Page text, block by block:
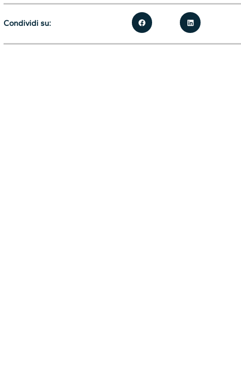
Condividi su: